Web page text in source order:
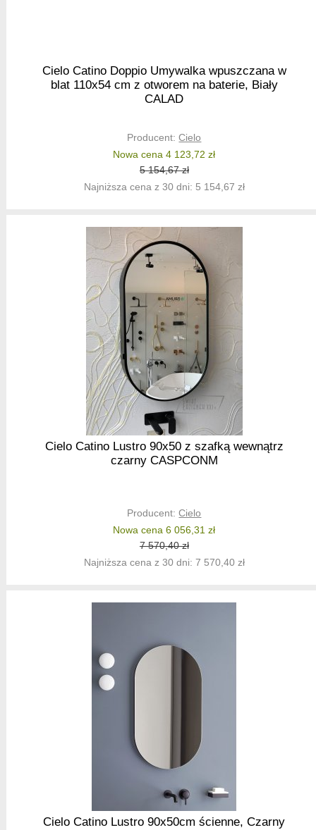
Cielo Catino Doppio Umywalka wpuszczana w
blat 110x54 cm z otworem na baterie, Biały
CALAD
Producent:Cielo
Nowa cena 4 123,72 zł
5 154,67 zł
Najniższa cena z 30 dni: 5 154,67 zł
Cielo Catino Lustro 90x50 z szafką wewnątrz
czarny CASPCONM
Producent:Cielo
Nowa cena 6 056,31 zł
7 570,40 zł
Najniższa cena z 30 dni: 7 570,40 zł
Cielo Catino Lustro 90x50cm ścienne, Czarny